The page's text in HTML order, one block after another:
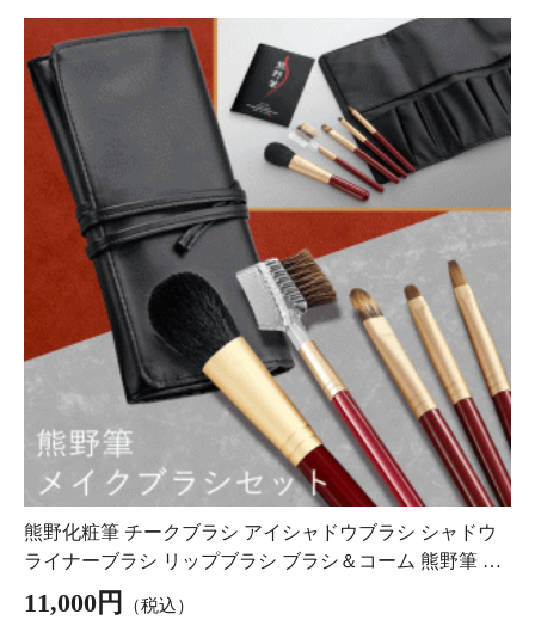
熊野化粧筆 チー
クブラシ アイシ
ャドウブラシ 熊
野筆 化粧筆 メイ
クブラシ メイク
コスメ 化粧品 化
粧雑貨 化粧小物
筆 チーク ハイラ
5,500円
55P (1.0%)
熊野化粧筆 チー
クブラシ アイシ
ャドウブラシ リ
ップブラシ 熊野
筆 化粧筆 メイク
ブラシ メイク コ
スメ 化粧品 化粧
雑貨 化粧小物 筆
チ
7,700円（税込）
(1.0%)
熊野化粧筆 フェ
イスブラシ チー
クブラシ アイシ
ャドウブラシ リ
ップブラシ 熊野
筆 化粧筆 ブラシ
収納ケース メイ
クブラシ メイク
コスメ
13,200円
132P (1.0%)